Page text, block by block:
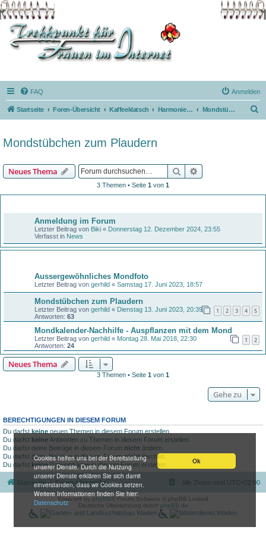
Ok
Cookies helfen uns bei der Bereitstellung
unserer Dienste. Durch die Nutzung
unserer Dienste erklären Sie sich damit
einverstanden, dass wir Cookies setzen.
Weitere Informationen finden Sie hier:
Datenschutz
FAQ Anmelden
Startseite Foren-Übersicht Kaffeeklatsch Harmonie mit dem Mond Mondstübchen zum Plaudern
Mondstübchen zum Plaudern
Neues Thema Suche
3 Themen • Seite 1 von 1
Anmeldung im Forum
Letzter Beitrag von Biki « Donnerstag 12. Dezember 2024, 23:55
Verfasst in News
Aussergewöhnliches Mondfoto
Letzter Beitrag von gerhild « Samstag 17. Juni 2023, 18:57
Mondstübchen zum Plaudern
Letzter Beitrag von gerhild « Dienstag 13. Juni 2023, 20:39
Antworten: 63
1 2 3 4 5
Mondkalender-Nachhilfe - Auspflanzen mit dem Mond
Letzter Beitrag von gerhild « Montag 28. Mai 2018, 22:30
Antworten: 24
1 2
Neues Thema
3 Themen • Seite 1 von 1
Gehe zu
BERECHTIGUNGEN IN DIESEM FORUM
Du darfst keine neuen Themen in diesem Forum erstellen.
Du darfst keine Antworten zu Themen in diesem Forum erstellen.
Du darfst deine Beiträge in diesem Forum nicht ändern.
Du darfst deine Beiträge in diesem Forumnichtlöschen.
Du darfst keineDateianhänge in diesem Forum erstellen.
Startseite Foren-Übersicht Alle Zeiten sind UTC+02:00
Powered by phpBB ® Forum Software © phpBB Limited
Deutsche Übersetzung durch phpBB.de